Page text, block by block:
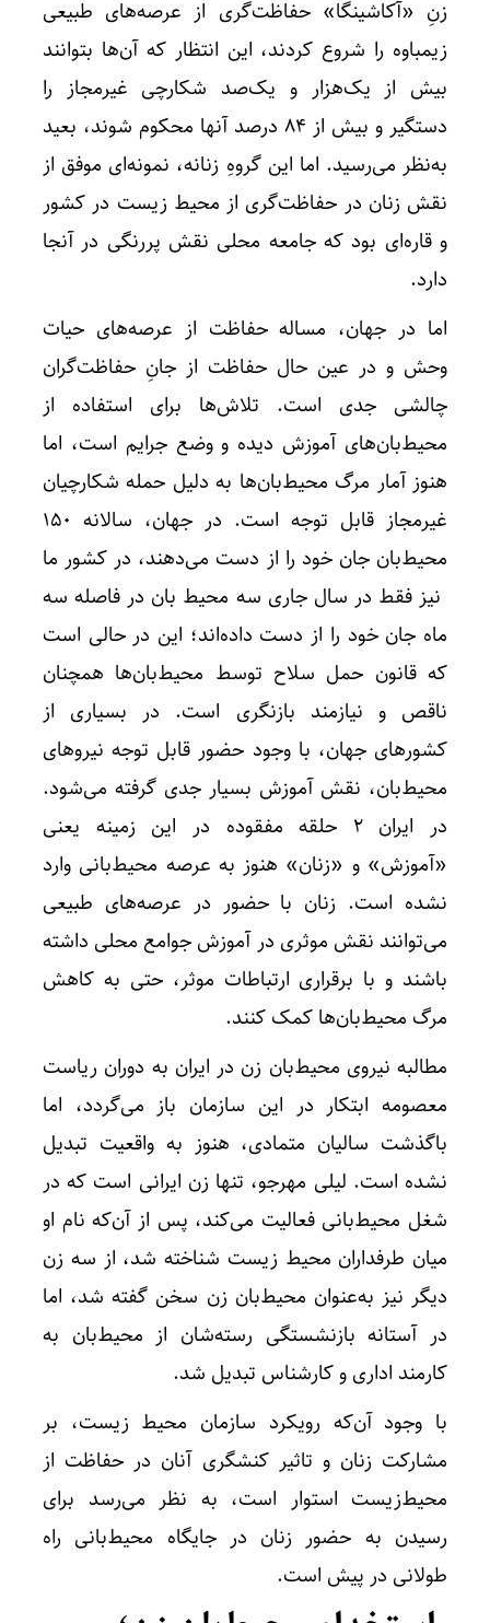
زنِ «آکاشینگا» حفاظت‌گری از عرصه‌های طبیعی
زیمباوه را شروع کردند، این انتظار که آن‌ها بتوانند
بیش از یک‌هزار و یک‌صد شکارچی غیرمجاز را
دستگیر و بیش از 84 درصد آنها محکوم شوند، بعید
به‌نظر می‌رسید. اما این گروهِ زنانه، نمونه‌ای موفق از
نقش زنان در حفاظت‌گری از محیط زیست در کشور
و قاره‌ای بود که جامعه محلی نقش پررنگی در آنجا
دارد.
اما در جهان، مساله حفاظت از عرصه‌های حیات
وحش و در عین حال حفاظت از جانِ حفاظت‌گران
چالشی جدی است. تلاش‌ها برای استفاده از
محیط‌بان‎‌های آموزش دیده و وضع جرایم است، اما
هنوز آمار مرگ محیط‌بان‌ها به دلیل حمله شکارچیان
غیرمجاز قابل توجه است. در جهان، سالانه 150
محیط‌بان جان خود را از دست می‌دهند، در کشور ما
نیز فقط در سال جاری سه محیط بان در فاصله سه
ماه جان خود را از دست داده‌اند؛ این در حالی است
که قانون حمل سلاح توسط محیط‌بان‌ها همچنان
ناقص و نیازمند بازنگری است. در بسیاری از
کشورهای جهان، با وجود حضور قابل توجه نیروهای
محیط‌بان، نقش آموزش بسیار جدی گرفته می‌شود.
در ایران 2 حلقه مفقوده در این زمینه یعنی
«آموزش» و «زنان» هنوز به عرصه محیط‌بانی وارد
نشده است. زنان با حضور در عرصه‌های طبیعی
می‌توانند نقش موثری در آموزش جوامع محلی داشته
باشند و با برقراری ارتباطات موثر، حتی به کاهش
مرگ محیط‌بان‌ها کمک کنند.
مطالبه نیروی محیط‌بان زن در ایران به دوران ریاست
معصومه ابتکار در این سازمان باز می‌گردد، اما
باگذشت سالیان متمادی، هنوز به واقعیت تبدیل
نشده است. لیلی مهرجو، تنها زن ایرانی است که در
شغل محیط‌بانی فعالیت می‌کند، پس از آن‌که نام او
میان طرفداران محیط زیست شناخته شد، از سه زن
دیگر نیز به‌عنوان محیط‌بان زن سخن گفته شد، اما
در آستانه بازنشستگی رسته‌شان از محیط‌بان به
کارمند اداری و کارشناس تبدیل شد.
با وجود آن‌که رویکرد سازمان محیط زیست، بر
مشارکت زنان و تاثیر کنشگری آنان در حفاظت از
محیط‌زیست استوار است،‌ به نظر می‌رسد برای
رسیدن به حضور زنان در جایگاه محیط‌بانی راه
طولانی در پیش است.